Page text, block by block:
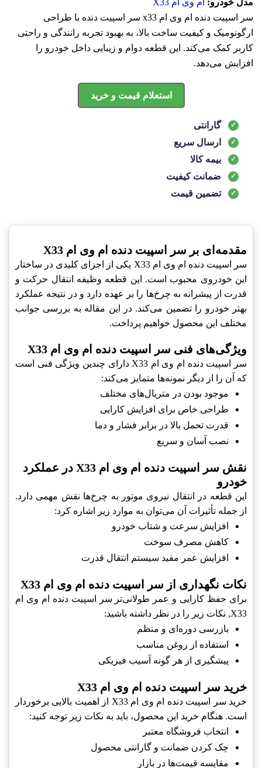
مدل خودرو: ام وی ام X33
سر اسپیت دنده ام وی ام x33 سر اسپیت دنده با طراحی
ارگونومیک و کیفیت ساخت بالا، به بهبود تجربه رانندگی و راحتی
کاربر کمک می‌کند. این قطعه دوام و زیبایی داخل خودرو را
افزایش می‌دهد.
استعلام قیمت و خرید
گارانتی
ارسال سریع
بیمه کالا
ضمانت کیفیت
تضمین قیمت
مقدمه‌ای بر سر اسپیت دنده ام وی ام X33
سر اسپیت دنده ام وی ام X33 یکی از اجزای کلیدی در ساختار
این خودروی محبوب است. این قطعه وظیفه انتقال حرکت و
قدرت از پیشرانه به چرخ‌ها را بر عهده دارد و در نتیجه عملکرد
بهتر خودرو را تضمین می‌کند. در این مقاله به بررسی جوانب
مختلف این محصول خواهیم پرداخت.
ویژگی‌های فنی سر اسپیت دنده ام وی ام X33
سر اسپیت دنده ام وی ام X33 دارای چندین ویژگی فنی است
که آن را از دیگر نمونه‌ها متمایز می‌کند:
موجود بودن در متریال‌های مختلف
طراحی خاص برای افزایش کارایی
قدرت تحمل بالا در برابر فشار و دما
نصب آسان و سریع
نقش سر اسپیت دنده ام وی ام X33 در عملکرد
خودرو
این قطعه در انتقال نیروی موتور به چرخ‌ها نقش مهمی دارد.
از جمله تأثیرات آن می‌توان به موارد زیر اشاره کرد:
افزایش سرعت و شتاب خودرو
کاهش مصرف سوخت
افزایش عمر مفید سیستم انتقال قدرت
نکات نگهداری از سر اسپیت دنده ام وی ام X33
برای حفظ کارایی و عمر طولانی‌تر سر اسپیت دنده ام وی ام
X33, نکات زیر را در نظر داشته باشید:
بازرسی دوره‌ای و منظم
استفاده از روغن مناسب
پیشگیری از هر گونه آسیب فیزیکی
خرید سر اسپیت دنده ام وی ام X33
خرید سر اسپیت دنده ام وی ام X33 از اهمیت بالایی برخوردار
است. هنگام خرید این محصول، باید به نکات زیر توجه کنید:
انتخاب فروشگاه معتبر
چک کردن ضمانت و گارانتی محصول
مقایسه قیمت‌ها در بازار